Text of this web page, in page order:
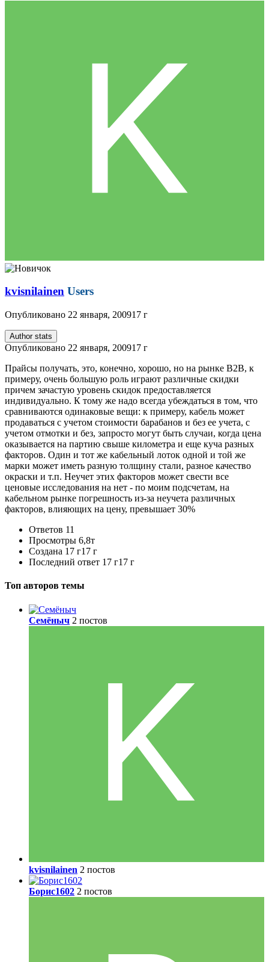
kvisnilainen Users
Опубликовано 22 января, 200917 г
Author stats
Опубликовано 22 января, 200917 г
Прайсы получать, это, конечно, хорошо, но на рынке B2B, к
примеру, очень большую роль играют различные скидки
причем зачастую уровень скидок предоставляется
индивидуально. К тому же надо всегда убеждаться в том, что
сравниваются одинаковые вещи: к примеру, кабель может
продаваться с учетом стоимости барабанов и без ее учета, с
учетом отмотки и без, запросто могут быть случаи, когда цена
оказывается на партию свыше километра и еще куча разных
факторов. Один и тот же кабельный лоток одной и той же
марки может иметь разную толщину стали, разное качество
окраски и т.п. Неучет этих факторов может свести все
ценовые исследования на нет - по моим подсчетам, на
кабельном рынке погрешность из-за неучета различных
факторов, влияющих на цену, превышает 30%
Ответов 11
Просмотры 6,8т
Создана 17 г17 г
Последний ответ 17 г17 г
Топ авторов темы
Семёныч 2 постов
kvisnilainen 2 постов
Борис1602 2 постов